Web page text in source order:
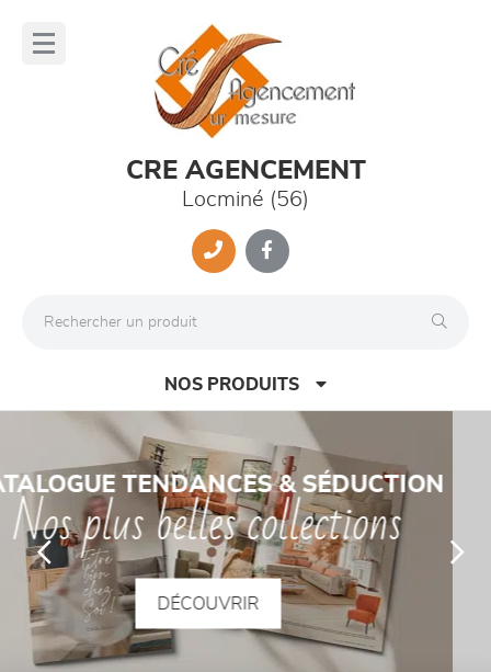
CRE AGENCEMENT
Locminé (56)
NOS PRODUITS
canapés et fauteuils
séjours
meubles de complément
CANAPÉ BORRA
100% personnalisable
DÉCOUVRIR
Previous